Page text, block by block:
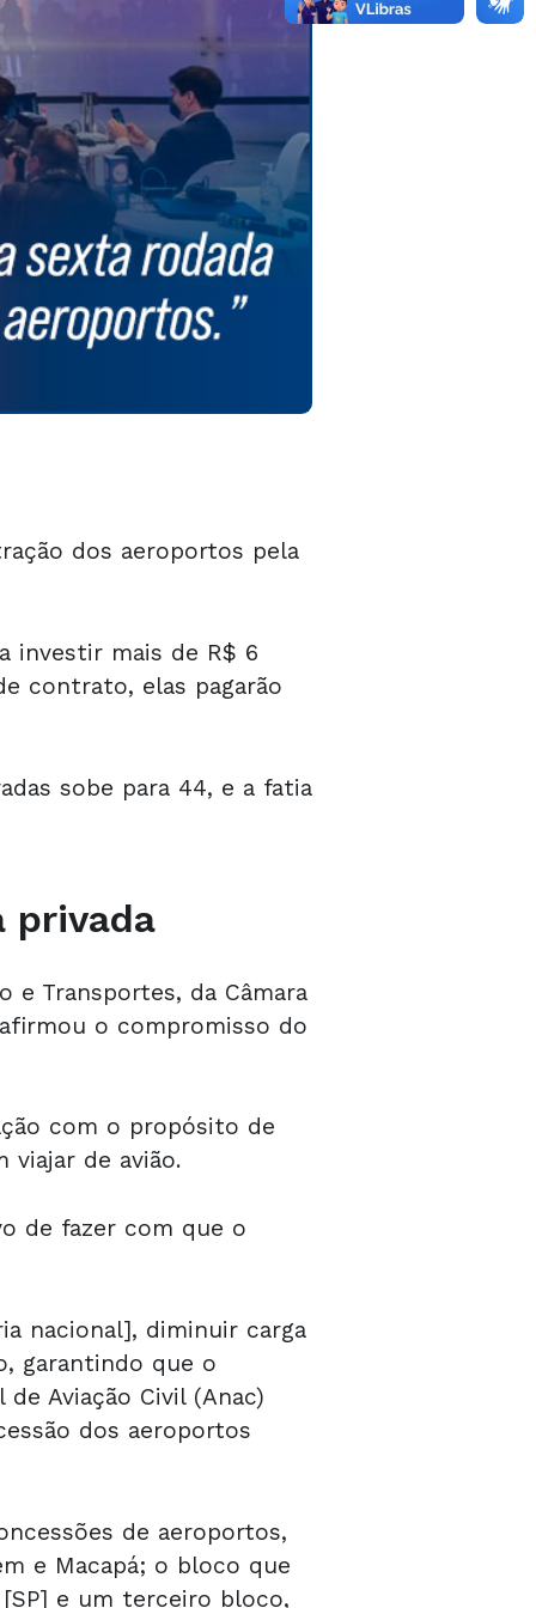
dos aeroportos pela
investir mais de R$ 6
contrato, elas pagarão
sobe para 44, e a fatia
privada
e Transportes, da Câmara
o compromisso do
com o propósito de
viajar de avião.
de fazer com que o
nacional], diminuir carga
garantindo que o
Aviação Civil (Anac)
dos aeroportos
de aeroportos,
e Macapá; o bloco que
e um terceiro bloco,